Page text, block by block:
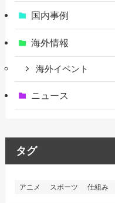
国内事例
海外情報
海外イベント
ニュース
タグ
アニメ スポーツ 仕組み